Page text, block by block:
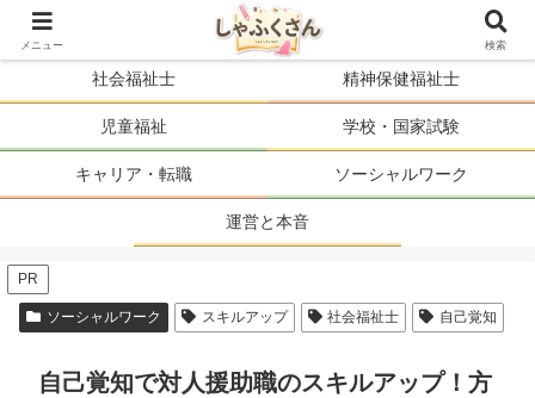
ソーシャルワーカーの人生を、まるごと支える。
社会福祉士 精神保健福祉士
児童福祉 学校・国家試験
キャリア・転職 ソーシャルワーク
運営と本音
PR
ソーシャルワーク スキルアップ 社会福祉士 自己覚知
自己覚知で対人援助職のスキルアップ！方
メニュー 検索